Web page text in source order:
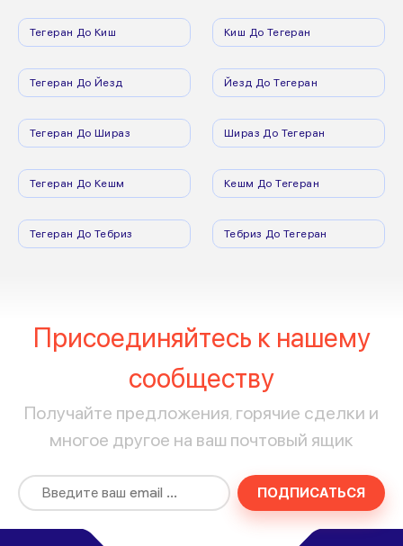
Тегеран До Киш Киш До Тегеран
Тегеран До Йезд Йезд До Тегеран
Тегеран До Шираз Шираз До Тегеран
Тегеран До Кешм Кешм До Тегеран
Тегеран До Тебриз Тебриз До Тегеран
Присоединяйтесь к нашему
сообществу
Получайте предложения, горячие сделки и
многое другое на ваш почтовый ящик
ПОДПИСАТЬСЯ